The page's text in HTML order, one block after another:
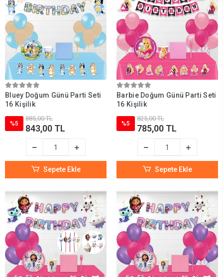
Bluey Doğum Günü Parti Seti
16 Kişilik
%5
885,00 TL
843,00 TL
Sepete Ekle
Barbie Doğum Günü Parti Seti
16 Kişilik
%5
825,00 TL
785,00 TL
Sepete Ekle